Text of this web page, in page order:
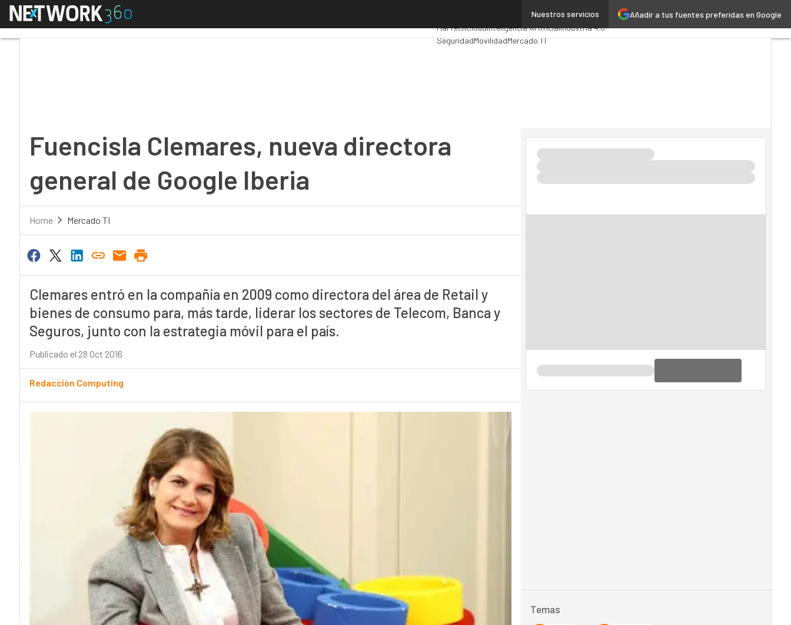
Añadir a tus fuentes preferidas en Google
Nuestros servicios
Menú AnalyticsAdministración Pública
MarTechCloudInteligencia ArtificialIndustria 4.0
SeguridadMovilidadMercado TI
Fuencisla Clemares, nueva directora
general de Google Iberia
Home Mercado TI
Clemares entró en la compañía en 2009 como directora del área de Retail y
bienes de consumo para, más tarde, liderar los sectores de Telecom, Banca y
Seguros, junto con la estrategia móvil para el país.
Publicado el 28 Oct 2016
Redacción Computing
Temas